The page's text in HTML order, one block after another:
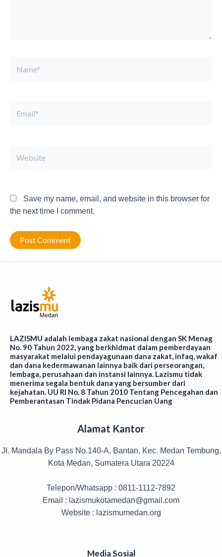
Save my name, email, and website in this browser for
the next time I comment.
LAZISMU adalah lembaga zakat nasional dengan SK Menag
No. 90 Tahun 2022, yang berkhidmat dalam pemberdayaan
masyarakat melalui pendayagunaan dana zakat, infaq, wakaf
dan dana kedermawanan lainnya baik dari perseorangan,
lembaga, perusahaan dan instansi lainnya. Lazismu tidak
menerima segala bentuk dana yang bersumber dari
kejahatan. UU RI No. 8 Tahun 2010 Tentang Pencegahan dan
Pemberantasan Tindak Pidana Pencucian Uang
Alamat Kantor
Jl. Mandala By Pass No.140-A, Bantan, Kec. Medan Tembung,
Kota Medan, Sumatera Utara 20224
Telepon/Whatsapp : 0811-1112-7892
Email : lazismukotamedan@gmail.com
Website : lazismumedan.org
Media Sosial